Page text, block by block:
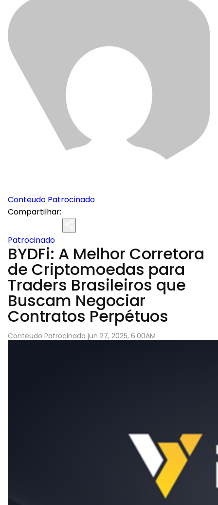
Conteudo Patrocinado
Compartilhar:
Patrocinado
BYDFi: A Melhor Corretora
de Criptomoedas para
Traders Brasileiros que
Buscam Negociar
Contratos Perpétuos
Conteudo Patrocinado jun 27, 2025, 6:00AM